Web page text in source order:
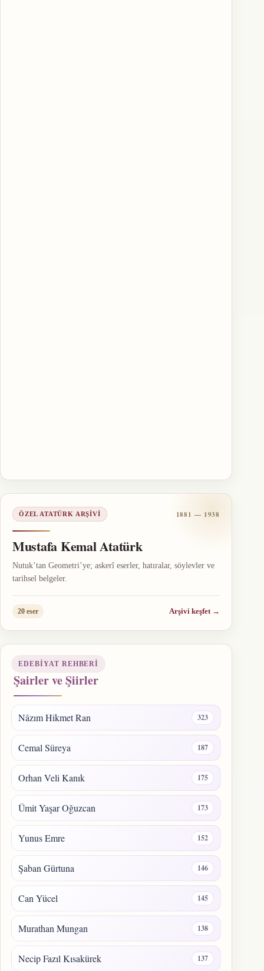
ÖZEL ATATÜRK ARŞIVI 1881 — 1938
Mustafa Kemal Atatürk
Nutuk’tan Geometri’ye; askerî eserler, hatıralar, söylevler ve
tarihsel belgeler.
20 eser Arşivi keşfet →
EDEBIYAT REHBERI
Şairler ve Şiirler
Nâzım Hikmet Ran 323
Cemal Süreya 187
Orhan Veli Kanık 175
Ümit Yaşar Oğuzcan 173
Yunus Emre 152
Şaban Gürtuna 146
Can Yücel 145
Murathan Mungan 138
Necip Fazıl Kısakürek 137